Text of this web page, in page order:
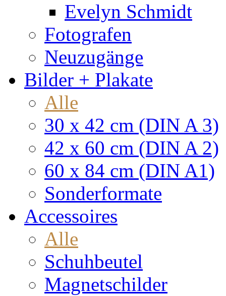
Evelyn Schmidt
Fotografen
Neuzugänge
Bilder + Plakate
Alle
30 x 42 cm (DIN A 3)
42 x 60 cm (DIN A 2)
60 x 84 cm (DIN A1)
Sonderformate
Accessoires
Alle
Schuhbeutel
Magnetschilder